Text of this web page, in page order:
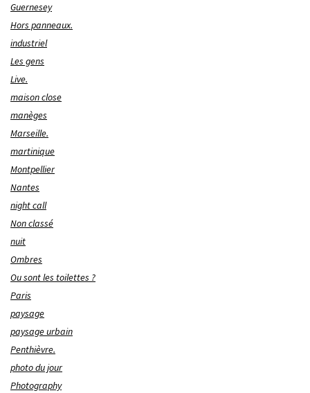
Guernesey
Hors panneaux.
industriel
Les gens
Live.
maison close
manèges
Marseille.
martinique
Montpellier
Nantes
night call
Non classé
nuit
Ombres
Ou sont les toilettes ?
Paris
paysage
paysage urbain
Penthièvre.
photo du jour
Photography